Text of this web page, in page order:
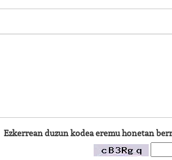
Ezkerrean duzun kodea eremu honetan